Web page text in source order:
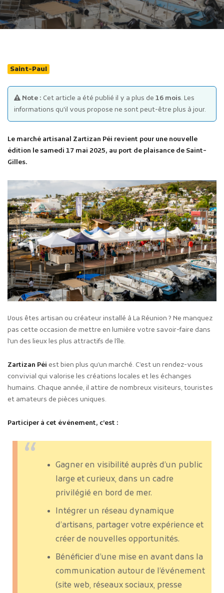
Publicité des actes
Marchés publics
Projets financés par l'Europe
Saint-Paul
Note : Cet article a été publié il y a plus de 16 mois. Les
informations qu'il vous propose ne sont peut-être plus à jour.
Le marché artisanal Zartizan Péi revient pour une nouvelle
édition le samedi 17 mai 2025, au port de plaisance de Saint-
Gilles.
Vous êtes artisan ou créateur installé à La Réunion ? Ne manquez
pas cette occasion de mettre en lumière votre savoir-faire dans
l’un des lieux les plus attractifs de l’île.
Zartizan Péi est bien plus qu’un marché. C’est un rendez-vous
convivial qui valorise les créations locales et les échanges
humains. Chaque année, il attire de nombreux visiteurs, touristes
et amateurs de pièces uniques.
Participer à cet événement, c’est :
Gagner en visibilité auprès d’un public
large et curieux, dans un cadre
privilégié en bord de mer.
Intégrer un réseau dynamique
d’artisans, partager votre expérience et
créer de nouvelles opportunités.
Bénéficier d’une mise en avant dans la
communication autour de l’événement
(site web, réseaux sociaux, presse